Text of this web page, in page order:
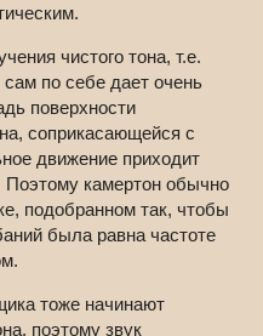
чистого тона, т.е.
по себе дает очень
поверхности
соприкасающейся с
движение приходит
камертон обычно
подобранном так, чтобы
была равна частоте
тоже начинают
поэтому звук